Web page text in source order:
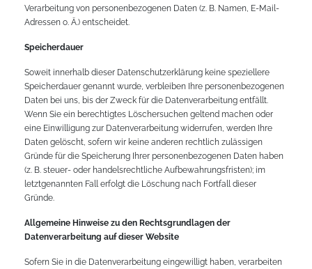
Verarbeitung von personenbezogenen Daten (z. B. Namen, E-Mail-
Adressen o. Ä.) entscheidet.
Speicherdauer
Soweit innerhalb dieser Datenschutzerklärung keine speziellere
Speicherdauer genannt wurde, verbleiben Ihre personenbezogenen
Daten bei uns, bis der Zweck für die Datenverarbeitung entfällt.
Wenn Sie ein berechtigtes Löschersuchen geltend machen oder
eine Einwilligung zur Datenverarbeitung widerrufen, werden Ihre
Daten gelöscht, sofern wir keine anderen rechtlich zulässigen
Gründe für die Speicherung Ihrer personenbezogenen Daten haben
(z. B. steuer- oder handelsrechtliche Aufbewahrungsfristen); im
letztgenannten Fall erfolgt die Löschung nach Fortfall dieser
Gründe.
Allgemeine Hinweise zu den Rechtsgrundlagen der
Datenverarbeitung auf dieser Website
Sofern Sie in die Datenverarbeitung eingewilligt haben, verarbeiten